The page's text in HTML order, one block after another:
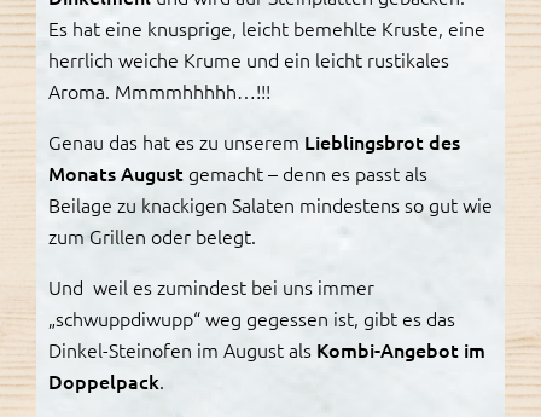
Es hat eine knusprige, leicht bemehlte Kruste, eine
herrlich weiche Krume und ein leicht rustikales
Aroma. Mmmmhhhhh…!!!
Genau das hat es zu unserem Lieblingsbrot des
Monats August gemacht – denn es passt als
Beilage zu knackigen Salaten mindestens so gut wie
zum Grillen oder belegt.
Und weil es zumindest bei uns immer
„schwuppdiwupp“ weg gegessen ist, gibt es das
Dinkel-Steinofen im August als Kombi-Angebot im
Doppelpack.